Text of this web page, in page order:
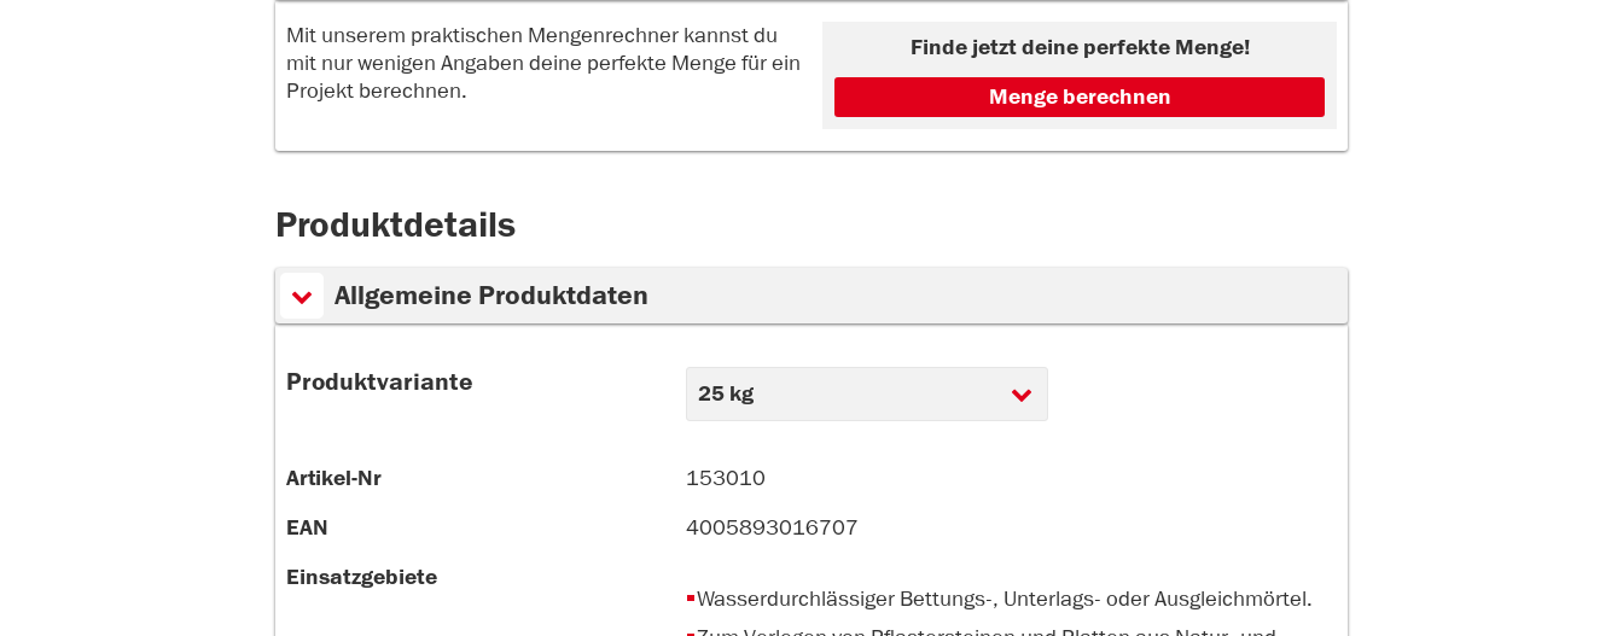
Mit unserem praktischen Mengenrechner kannst du
mit nur wenigen Angaben deine perfekte Menge für ein
Projekt berechnen.
Finde jetzt deine perfekte Menge!
Menge berechnen
Produktdetails
Allgemeine Produktdaten
Produktvariante
Artikel-Nr 153010
EAN 4005893016707
Einsatzgebiete
Wasserdurchlässiger Bettungs-, Unterlags- oder Ausgleichmörtel.